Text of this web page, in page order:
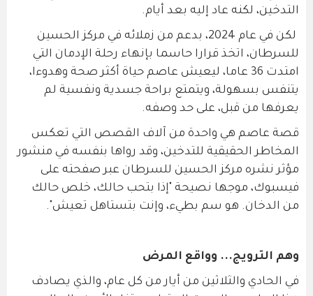
التدخين، لكنه عاد إليه بعد أيام.
لكن في عام 2024، بدعم من زملائه في مركز الحسين
للسرطان، اتخذ قرارا حاسما بإنهاء رحلة الإدمان التي
امتدت 36 عاما، ليعيش عاصم حياة أكثر صحة وهدوءا،
يتنفس بسهولة، ويتمتع براحة جسدية ونفسية لم
يعرفها من قبل، على حد وصفه.
قصة عاصم هي واحدة من آلاف القصص التي تعكس
المخاطر الحقيقية للتدخين، وقد رواها بنفسه في منشور
مؤثر نشره مركز الحسين للسرطان عبر صفحته على
فيسبوك، موجها نصيحة "إذا بتحب حالك، خلص حالك
من الدخان. هو سم بطيء، وإنت بتستاهل تعيش".
وهم الترويج... وواقع المرض
في الحادي والثلاثين من أيار من كل عام، والذي يصادف